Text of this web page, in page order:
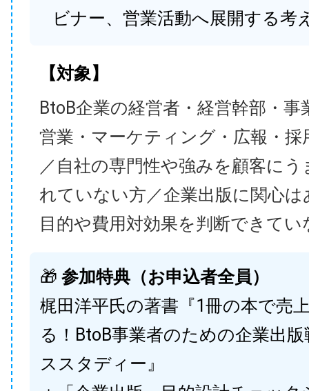
ビナー、営業活動へ展開する考
【対象】
BtoB企業の経営者・経営幹部・事
営業・マーケティング・広報・採
／自社の専門性や強みを顧客に
れていない方／企業出版に関心
目的や費用対効果を判断できてい
🎁 参加特典（お申込者全員）
梶田洋平氏の著書『1冊の本で売
る！BtoB事業者のための企業出
ススタディー』